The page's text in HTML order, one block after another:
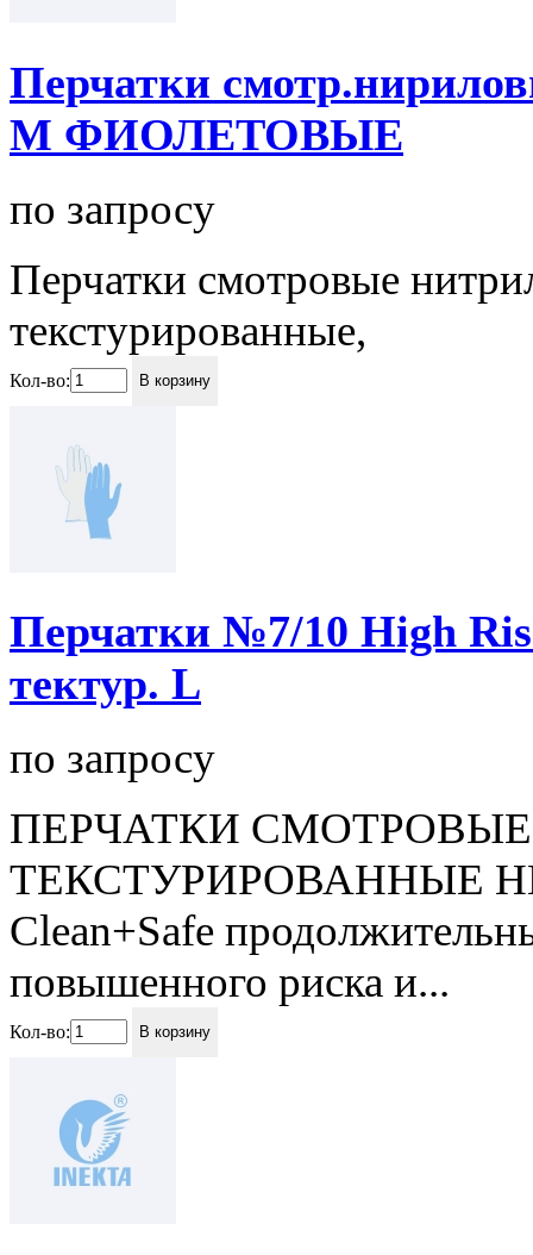
Перчатки
M ФИОЛЕТОВЫЕ
по запросу
Перчатки смотровые
текстурированные,
Кол-во: В корзину
Перчатки №7/10 High
тектур. L
по запросу
ПЕРЧАТКИ
ТЕКСТУРИРОВАННЫЕ
Clean+Safe
повышенного риска и...
Кол-во: В корзину